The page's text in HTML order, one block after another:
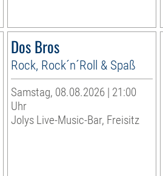
Dos Bros
Rock, Rock´n´Roll & Spaß
Samstag, 08.08.2026 | 21:00
Uhr
Jolys Live-Music-Bar, Freisitz